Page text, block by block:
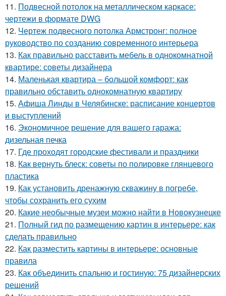
11. Подвесной потолок на металлическом каркасе:
чертежи в формате DWG
12. Чертеж подвесного потолка Армстронг: полное
руководство по созданию современного интерьера
13. Как правильно расставить мебель в однокомнатной
квартире: советы дизайнера
14. Маленькая квартира – большой комфорт: как
правильно обставить однокомнатную квартиру
15. Афиша Линды в Челябинске: расписание концертов
и выступлений
16. Экономичное решение для вашего гаража:
дизельная печка
17. Где проходят городские фестивали и праздники
18. Как вернуть блеск: советы по полировке глянцевого
пластика
19. Как установить дренажную скважину в погребе,
чтобы сохранить его сухим
20. Какие необычные музеи можно найти в Новокузнецке
21. Полный гид по размещению картин в интерьере: как
сделать правильно
22. Как разместить картины в интерьере: основные
правила
23. Как объединить спальню и гостиную: 75 дизайнерских
решений